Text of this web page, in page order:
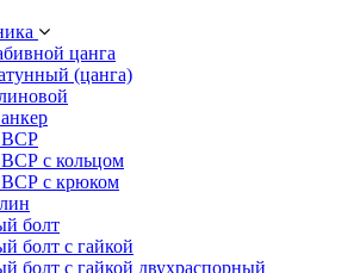
цанга
(цанга)
ВСР
с кольцом
ВСР с крюком
болт
болт с гайкой
болт с гайкой двухраспорный